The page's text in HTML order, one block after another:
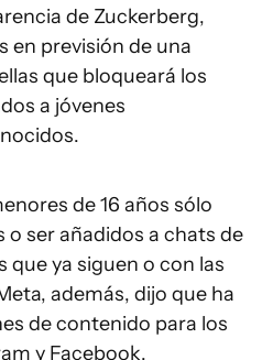
de Zuckerberg,
en previsión de una
que bloqueará los
a jóvenes
de 16 años sólo
ser añadidos a chats de
que ya siguen o con las
además, dijo que ha
de contenido para los
y Facebook,